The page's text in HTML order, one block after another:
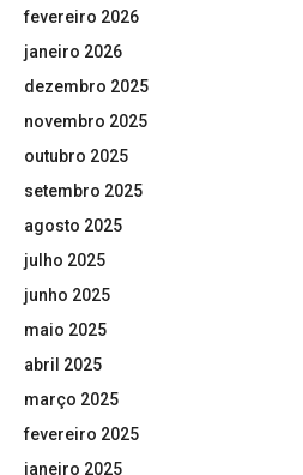
fevereiro 2026
janeiro 2026
dezembro 2025
novembro 2025
outubro 2025
setembro 2025
agosto 2025
julho 2025
junho 2025
maio 2025
abril 2025
março 2025
fevereiro 2025
janeiro 2025